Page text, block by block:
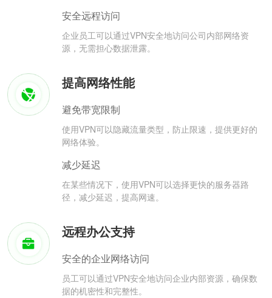
安全远程访问
企业员工可以通过VPN安全地访问公司内部网络资
源，无需担心数据泄露。
提高网络性能
避免带宽限制
使用VPN可以隐藏流量类型，防止限速，提供更好的
网络体验。
减少延迟
在某些情况下，使用VPN可以选择更快的服务器路
径，减少延迟，提高网速。
远程办公支持
安全的企业网络访问
员工可以通过VPN安全地访问企业内部资源，确保数
据的机密性和完整性。